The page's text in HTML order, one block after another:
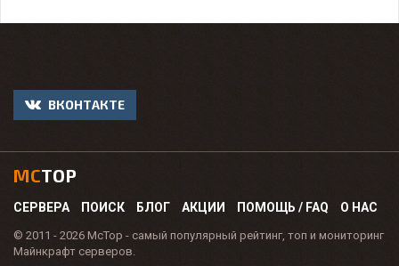
ВКОНТАКТЕ
MCTOP
СЕРВЕРА ПОИСК БЛОГ АКЦИИ ПОМОЩЬ / FAQ О НАС
© 2011 - 2026 McTop - самый популярный рейтинг, топ и мониторинг
Майнкрафт серверов.